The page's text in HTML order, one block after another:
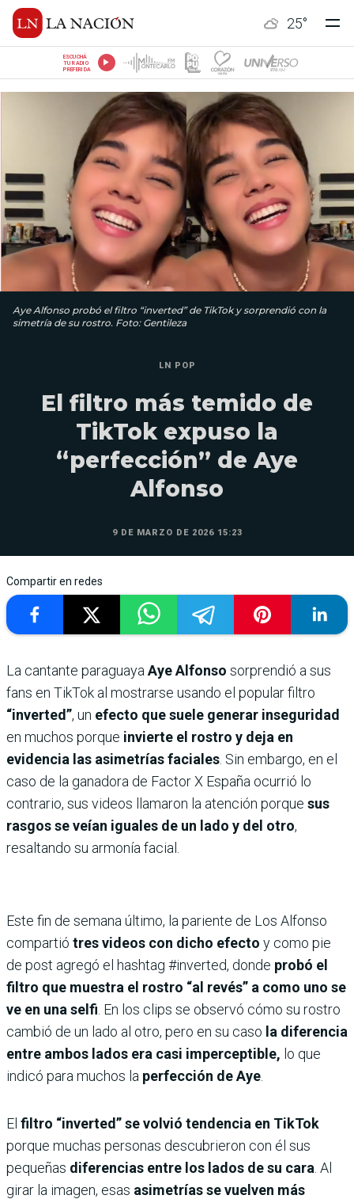
25°
ESCUCHÁ
TU RADIO
PREFERIDA
Aye Alfonso probó el filtro “inverted” de TikTok y sorprendió con la
simetría de su rostro. Foto: Gentileza
LN POP
El filtro más temido de
TikTok expuso la
“perfección” de Aye
Alfonso
9 DE MARZO DE 2026 15:23
Compartir en redes
La cantante paraguaya Aye Alfonso sorprendió a sus
fans en TikTok al mostrarse usando el popular filtro
“inverted”, un efecto que suele generar inseguridad
en muchos porque invierte el rostro y deja en
evidencia las asimetrías faciales . Sin embargo, en el
caso de la ganadora de Factor X España ocurrió lo
contrario, sus videos llamaron la atención porque sus
rasgos se veían iguales de un lado y del otro,
resaltando su armonía facial.
Este fin de semana último, la pariente de Los Alfonso
compartió tres videos con dicho efecto y como pie
de post agregó el hashtag #inverted, donde probó el
filtro que muestra el rostro “al revés” a como uno se
ve en una selfi . En los clips se observó cómo su rostro
cambió de un lado al otro, pero en su caso la diferencia
entre ambos lados era casi imperceptible, lo que
indicó para muchos la perfección de Aye
El filtro “inverted” se volvió tendencia en TikTok
porque muchas personas descubrieron con él sus
pequeñas diferencias entre los lados de su cara . Al
girar la imagen, esas asimetrías se vuelven más